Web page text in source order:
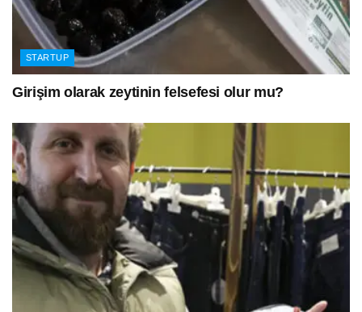
STARTUP
Girişim olarak zeytinin felsefesi olur mu?